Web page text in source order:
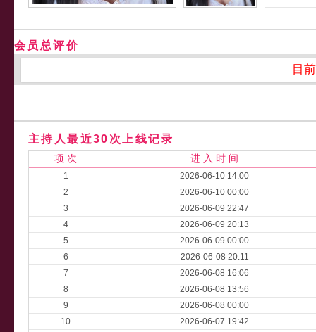
会员总评价
目
主持人最近30次上线记录
项 次 进 入 时 间
1
2026-06-10 14:00
2
2026-06-10 00:00
3
2026-06-09 22:47
4
2026-06-09 20:13
5
2026-06-09 00:00
6
2026-06-08 20:11
7
2026-06-08 16:06
8
2026-06-08 13:56
9
2026-06-08 00:00
10
2026-06-07 19:42